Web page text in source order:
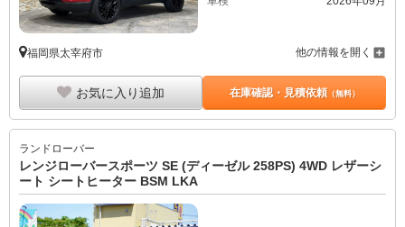
福岡県太宰府市 他の情報を開く
お気に入り追加 在庫確認・見積依頼（無料）
レンジローバースポーツ SE (ディーゼル 258PS) 4WD レザーシ
支払総額 616.2万円